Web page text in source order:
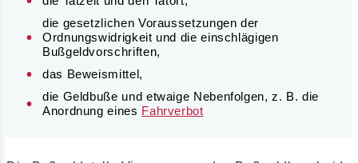
die gesetzlichen Voraussetzungen der
Ordnungswidrigkeit und die einschlägigen
Bußgeldvorschriften,
das Beweismittel,
die Geldbuße und etwaige Nebenfolgen, z. B. die
Anordnung eines Fahrverbot